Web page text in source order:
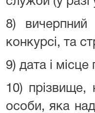
8) вичерпний
конкурсі, та
9) дата і
10) прізвище,
особи, яка